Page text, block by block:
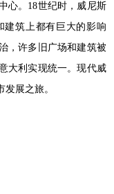
心。18世纪时，威尼斯
建筑上都有巨大的影响
，许多旧广场和建筑被
大利实现统一。现代威
展之旅。